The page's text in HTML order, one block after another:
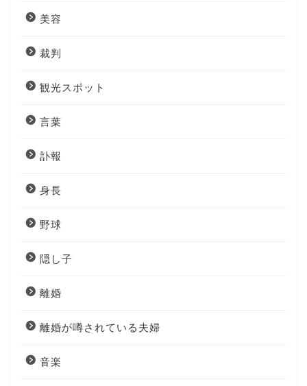
美容
裁判
観光スポット
言葉
訃報
身長
野球
隠し子
離婚
離婚が噂されている夫婦
音楽